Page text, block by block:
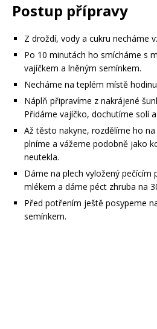
Postup přípravy
Z droždí, vody a cukru necháme
Po 10 minutách ho smícháme s
vajíčkem a lněným semínkem.
Necháme na teplém místě
Náplň připravíme z nakrájené
Přidáme vajíčko, dochutíme solí
Až těsto nakyne, rozdělíme ho
plníme a vážeme podobně jako
neutekla.
Dáme na plech vyložený
mlékem a dáme péct zhruba na
Před potřením ještě posypeme
semínkem.